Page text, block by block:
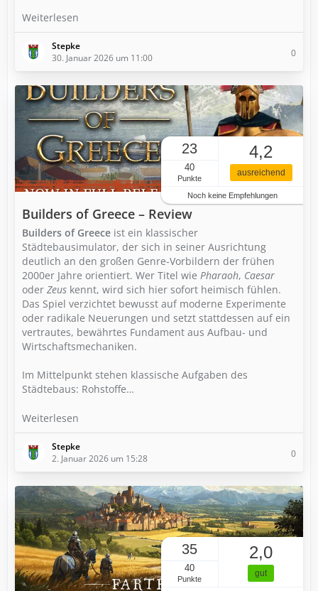
Weiterlesen
Stepke
30. Januar 2026 um 11:00
0
23
40
Punkte
4,2
ausreichend
Noch keine Empfehlungen
Builders of Greece – Review
Builders of Greece ist ein klassischer
Städtebausimulator, der sich in seiner Ausrichtung
deutlich an den großen Genre-Vorbildern der frühen
2000er Jahre orientiert. Wer Titel wie Pharaoh, Caesar
oder Zeus kennt, wird sich hier sofort heimisch fühlen.
Das Spiel verzichtet bewusst auf moderne Experimente
oder radikale Neuerungen und setzt stattdessen auf ein
vertrautes, bewährtes Fundament aus Aufbau- und
Wirtschaftsmechaniken.
Im Mittelpunkt stehen klassische Aufgaben des
Städtebaus: Rohstoffe…
Weiterlesen
Stepke
2. Januar 2026 um 15:28
0
35
40
Punkte
2,0
gut